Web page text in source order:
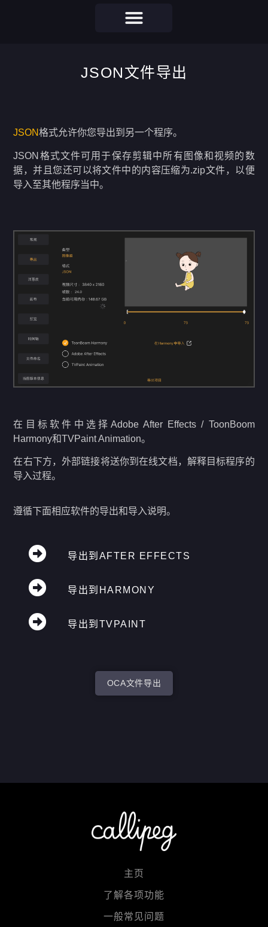
JSON文件导出
JSON格式允许你您导出到另一个程序。
JSON格式文件可用于保存剪辑中所有图像和视频的数
据，并且您还可以将文件中的内容压缩为.zip文件，以便
导入至其他程序当中。
在目标软件中选择Adobe After Effects / ToonBoom
Harmony和TVPaint Animation。
在右下方，外部链接将送你到在线文档，解释目标程序的
导入过程。
遵循下面相应软件的导出和导入说明。
导出到AFTER EFFECTS
导出到HARMONY
导出到TVPAINT
OCA文件导出
主页
了解各项功能
一般常见问题